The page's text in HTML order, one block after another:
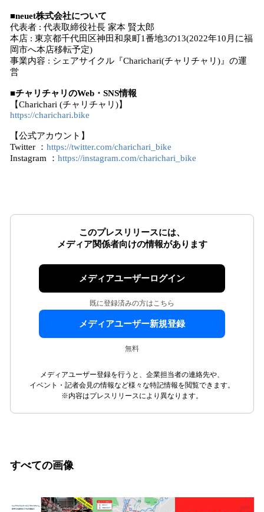
■neuet株式会社について
代表者 : 代表取締役社長 家本 賢太郎
本店 : 東京都千代田区神田和泉町1番地3の13(2022年10月に福
岡市へ本店移転予定)
事業内容 : シェアサイクル『Charichari(チャリチャリ)』の運
営
■チャリチャリのWeb・SNS情報
【Charichari (チャリチャリ)】
https://charichari.bike
【公式アカウント】
Twitter ： https://twitter.com/charichari_bike
Instagram ： https://instagram.com/charichari_bike
このプレスリリースには、
メディア関係者向けの情報があります
メディアユーザーログイン
既に登録済みの方はこちら
メディアユーザー新規登録
無料
メディアユーザー登録を行うと、企業担当者の連絡先や、
イベント・記者会見の情報など様々な特記情報を閲覧できます。
※内容はプレスリリースにより異なります。
すべての画像